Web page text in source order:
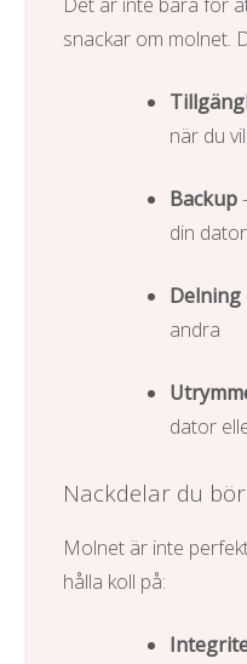
snackar om molnet.
när du vill
Backup
din
Delning
andra
dator
Nackdelar du
Molnet är inte
hålla koll på: